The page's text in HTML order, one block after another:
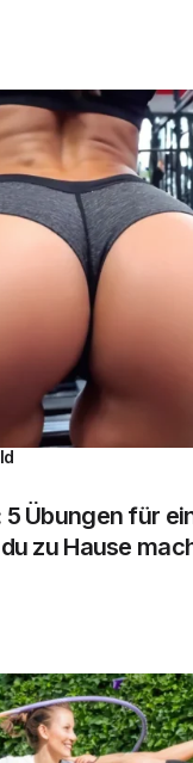
5 Übungen für
zu Hause